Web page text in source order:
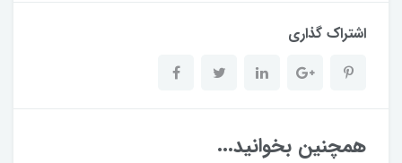
اشتراک گذاری
همچنین بخوانید...